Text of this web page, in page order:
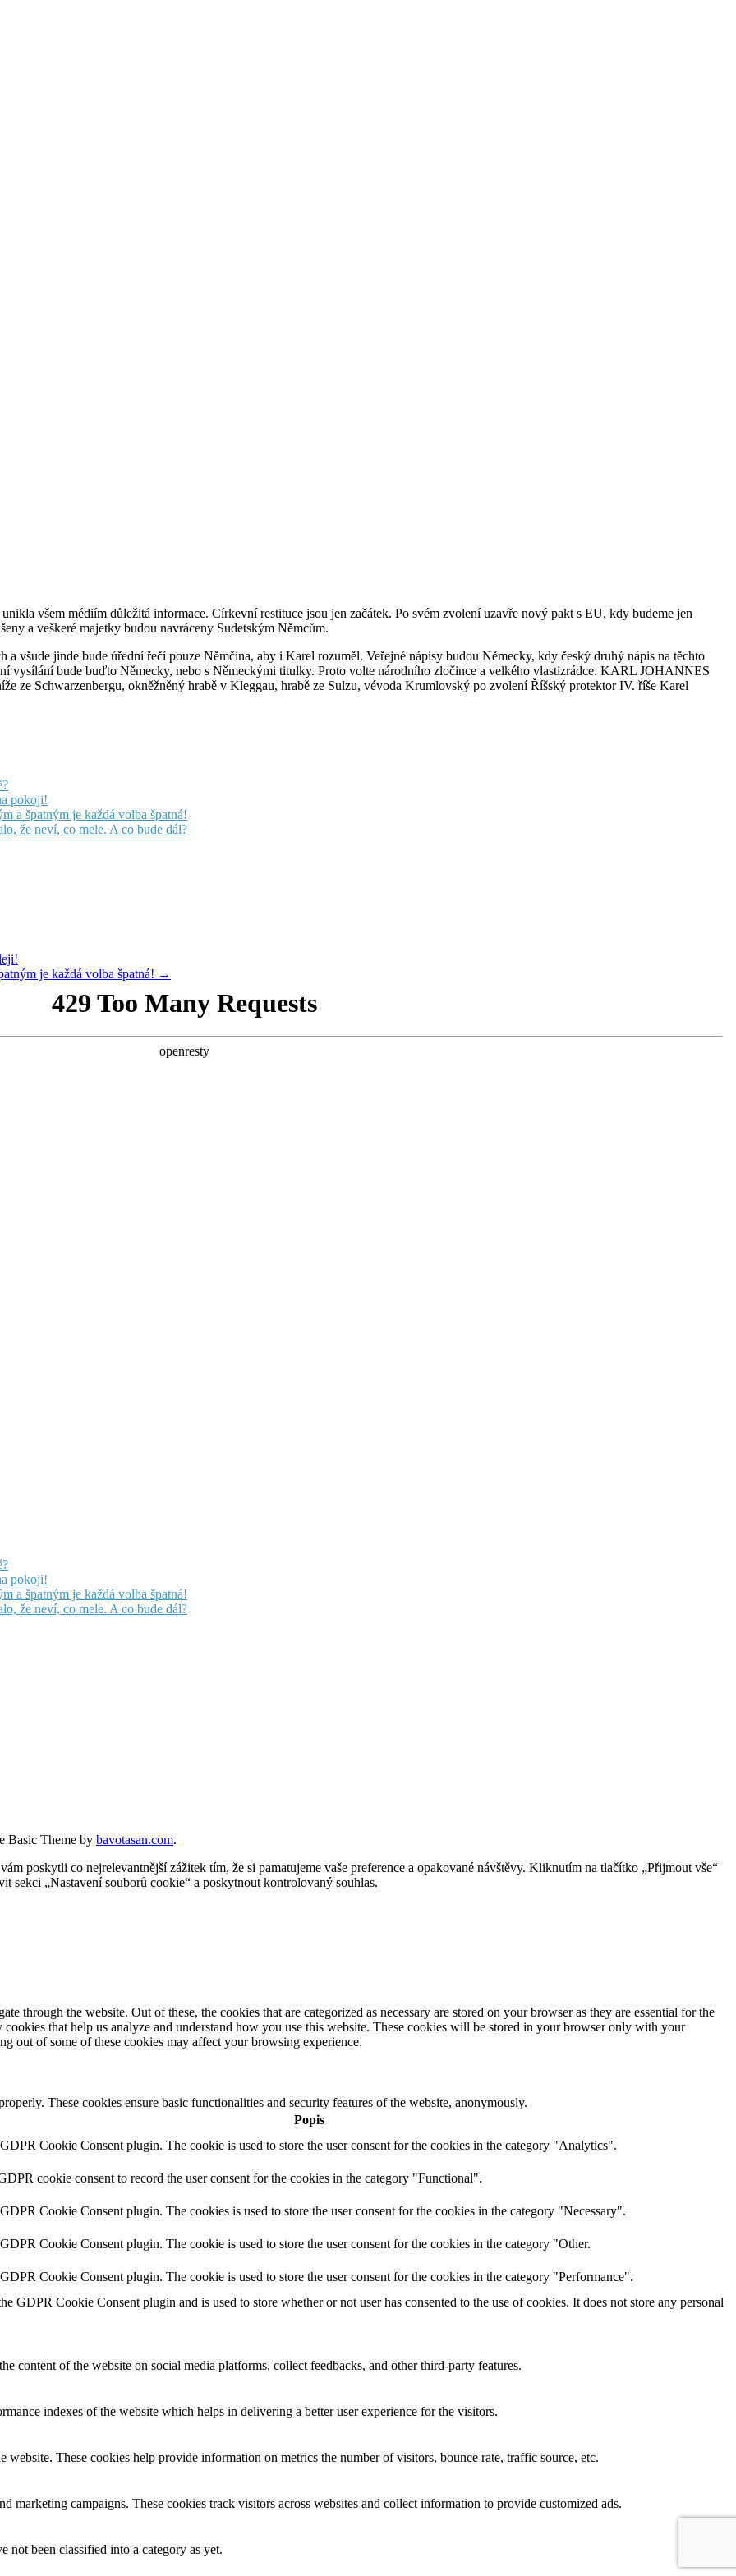
všem médiím důležitá informace. Církevní restituce jsou jen začátek. Po svém zvolení uzavře nový pakt s EU, kdy budeme jen
a veškeré majetky budou navráceny Sudetským Němcům.
všude jinde bude úřední řečí pouze Němčina, aby i Karel rozuměl. Veřejné nápisy budou Německy, kdy český druhý nápis na těchto
vysílání bude buďto Německy, nebo s Německými titulky. Proto volte národního zločince a velkého vlastizrádce. KARL JOHANNES
ze Schwarzenbergu, okněžněný hrabě v Kleggau, hrabě ze Sulzu, vévoda Krumlovský po zvolení Říšský protektor IV. říše Karel
pokoji!
a špatným je každá volba špatná!
že neví, co mele. A co bude dál?
je každá volba špatná! →
pokoji!
a špatným je každá volba špatná!
že neví, co mele. A co bude dál?
Basic Theme by bavotasan.com.
poskytli co nejrelevantnější zážitek tím, že si pamatujeme vaše preference a opakované návštěvy. Kliknutím na tlačítko „Přijmout vše“
sekci „Nastavení souborů cookie“ a poskytnout kontrolovaný souhlas.
through the website. Out of these, the cookies that are categorized as necessary are stored on your browser as they are essential for the
that help us analyze and understand how you use this website. These cookies will be stored in your browser only with your
out of some of these cookies may affect your browsing experience.
These cookies ensure basic functionalities and security features of the website, anonymously.
Popis
Cookie Consent plugin. The cookie is used to store the user consent for the cookies in the category "Analytics".
cookie consent to record the user consent for the cookies in the category "Functional".
Cookie Consent plugin. The cookies is used to store the user consent for the cookies in the category "Necessary".
Cookie Consent plugin. The cookie is used to store the user consent for the cookies in the category "Other.
Cookie Consent plugin. The cookie is used to store the user consent for the cookies in the category "Performance".
GDPR Cookie Consent plugin and is used to store whether or not user has consented to the use of cookies. It does not store any personal
content of the website on social media platforms, collect feedbacks, and other third-party features.
indexes of the website which helps in delivering a better user experience for the visitors.
These cookies help provide information on metrics the number of visitors, bounce rate, traffic source, etc.
marketing campaigns. These cookies track visitors across websites and collect information to provide customized ads.
not been classified into a category as yet.